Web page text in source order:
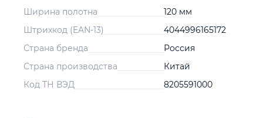
Ширина полотна
120 мм
Штрихкод (EAN-13)
4044996165172
Страна бренда
Россия
Страна производства
Китай
Код ТН ВЭД
8205591000